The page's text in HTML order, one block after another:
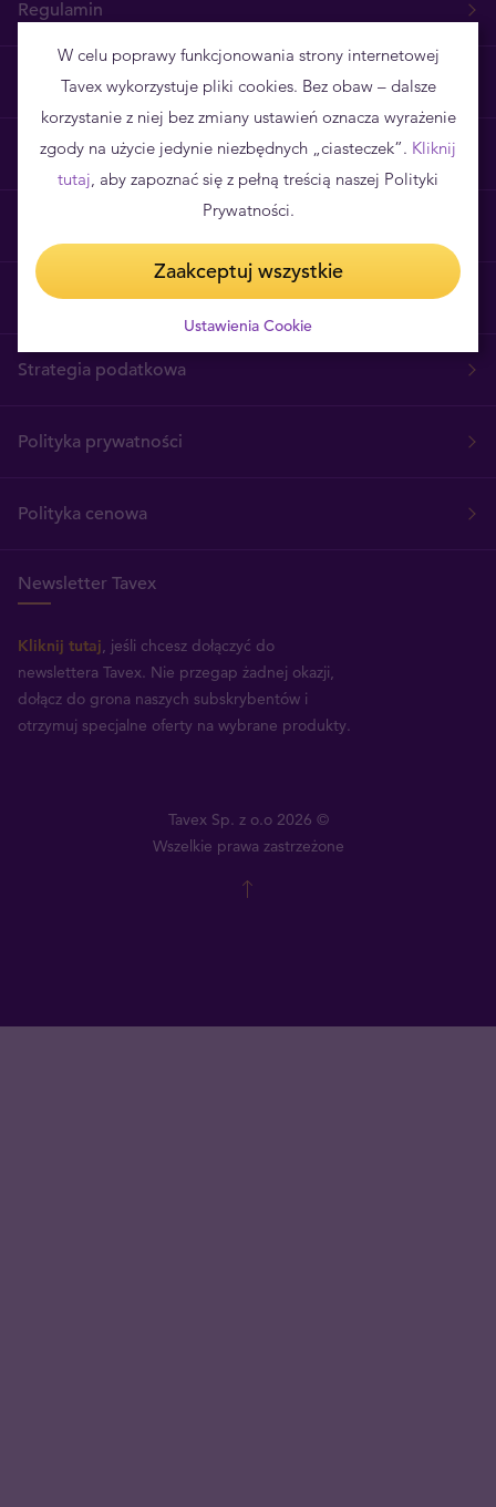
Regulamin
Realizacja zamówień
Poznaj Tavex
Kariera
Strategia podatkowa
Polityka prywatności
Polityka cenowa
Newsletter Tavex
Kliknij tutaj, jeśli chcesz dołączyć do
newslettera Tavex. Nie przegap żadnej okazji,
dołącz do grona naszych subskrybentów i
otrzymuj specjalne oferty na wybrane produkty.
Tavex Sp. z o.o 2026 ©
Wszelkie prawa zastrzeżone
W celu poprawy funkcjonowania strony internetowej
Tavex wykorzystuje pliki cookies. Bez obaw – dalsze
korzystanie z niej bez zmiany ustawień oznacza wyrażenie
zgody na użycie jedynie niezbędnych „ciasteczek”. Kliknij
tutaj, aby zapoznać się z pełną treścią naszej Polityki
Prywatności.
Zaakceptuj wszystkie
Ustawienia Cookie